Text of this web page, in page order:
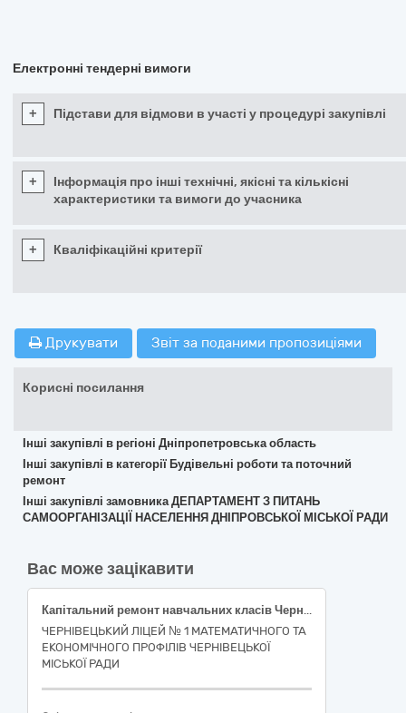
Електронні тендерні вимоги
+ Підстави для відмови в участі у процедурі закупівлі
+
Інформація про інші технічні, якісні та кількісні
характеристики та вимоги до учасника
+ Кваліфікаційні критерії
Друкувати Звіт за поданими пропозиціями
Корисні посилання
Інші закупівлі в регіоні Дніпропетровська область
Інші закупівлі в категорії Будівельні роботи та поточний
ремонт
Інші закупівлі замовника ДЕПАРТАМЕНТ З ПИТАНЬ
САМООРГАНІЗАЦІЇ НАСЕЛЕННЯ ДНІПРОВСЬКОЇ МІСЬКОЇ РАДИ
Вас може зацікавити
Капітальний ремонт навчальних класів Чернівецького ліцею № 1 математичного та економічного профілів Чернівецької міської ради за адресою: м. Чернівці, вул. Штейнбарга, 2
ЧЕРНІВЕЦЬКИЙ ЛІЦЕЙ № 1 МАТЕМАТИЧНОГО ТА
ЕКОНОМІЧНОГО ПРОФІЛІВ ЧЕРНІВЕЦЬКОЇ
МІСЬКОЇ РАДИ